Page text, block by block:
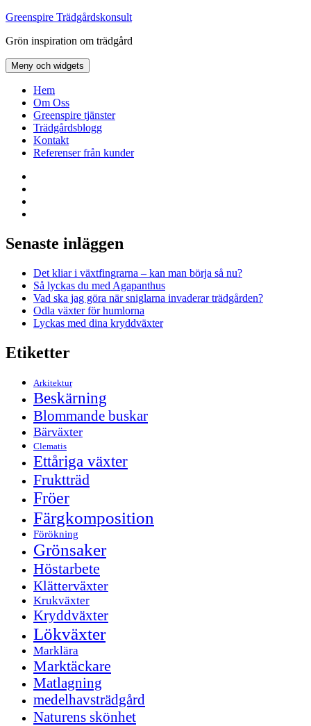
Hoppa
innehåll
Greenspire Trädgårdskonsult
Grön inspiration om trädgård
Meny och widgets
Hem
Om Oss
Greenspire tjänster
Trädgårdsblogg
Kontakt
Referenser från kunder
Senaste inläggen
Det kliar i växtfingrarna – kan man börja så nu?
Så lyckas du med Agapanthus
Vad ska jag göra när sniglarna invaderar trädgården?
Odla växter för humlorna
Lyckas med dina kryddväxter
Etiketter
Arkitektur
Beskärning
Blommande buskar
Bärväxter
Clematis
Ettåriga växter
Fruktträd
Fröer
Färgkomposition
Förökning
Grönsaker
Höstarbete
Klätterväxter
Krukväxter
Kryddväxter
Lökväxter
Marklära
Marktäckare
Matlagning
medelhavsträdgård
Naturens skönhet